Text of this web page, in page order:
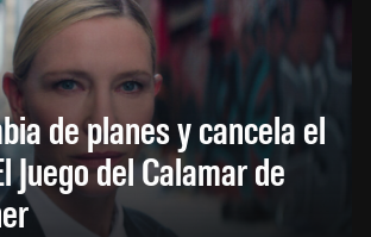
de planes y cancela el
Juego del Calamar de